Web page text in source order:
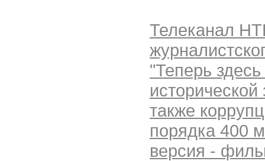
Телеканал
"Теперь
также
порядка 400
версия -